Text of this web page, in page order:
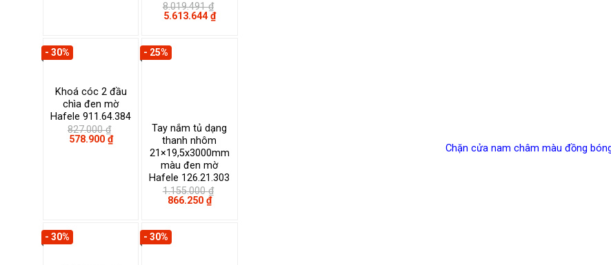
8.019.491₫
Giá
8.019.491 ₫.
5.613.644₫Giá
hiện
- 30%
Khoá cóc 2 đầu
chìa đen mờ
Hafele 911.64.384
827.000₫
Giá
578.900 ₫Giá
hiện
578.900 ₫.
- 25%
Tay nắm tủ dạng
thanh nhôm
21×19,5x3000mm
màu đen mờ
Hafele 126.21.303
1.155.000₫
Giá
1.155.000 ₫.
866.250 ₫Giá
hiện
- 30% - 30%
Chặn cửa nam châm màu đồng